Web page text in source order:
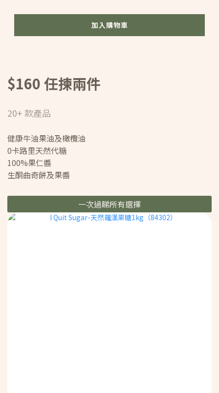
加入購物車
$160 任揀兩件
20+ 款產品
健康牛油果油及橄欖油
0卡路里天然代糖
100%果仁醬
生酮曲奇餅及果醬
一次過睇所有選擇